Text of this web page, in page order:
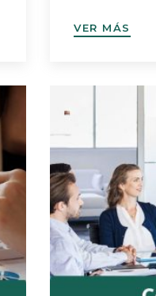
entorpecida
este
VER MÁS